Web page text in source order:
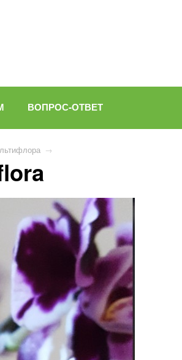
ВОПРОС-ОТВЕТ
→